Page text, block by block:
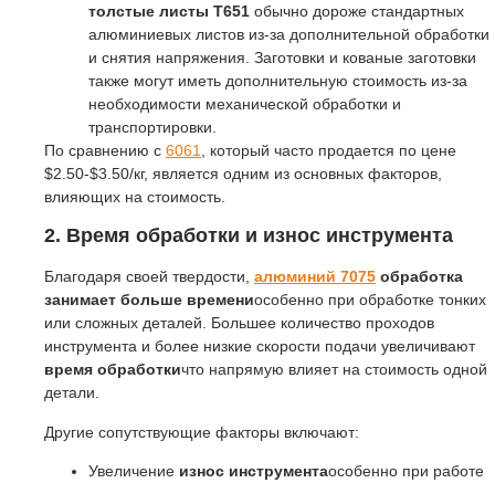
толстые листы T651 обычно дороже стандартных
алюминиевых листов из-за дополнительной обработки
и снятия напряжения. Заготовки и кованые заготовки
также могут иметь дополнительную стоимость из-за
необходимости механической обработки и
транспортировки.
По сравнению с 6061
, который часто продается по цене
$2.50-$3.50/кг, является одним из основных факторов,
влияющих на стоимость.
2. Время обработки и износ инструмента
Благодаря своей твердости, алюминий 7075 обработка
занимает больше времениособенно при обработке тонких
или сложных деталей. Большее количество проходов
инструмента и более низкие скорости подачи увеличивают
время обработкичто напрямую влияет на стоимость одной
детали.
Другие сопутствующие факторы включают:
Увеличение износ инструментаособенно при работе